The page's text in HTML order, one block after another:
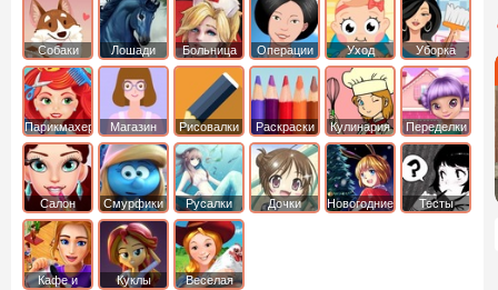
Собаки Лошади Больница Операции Уход Уборка
Парикмахер Магазин Рисовалки Раскраски Кулинария Переделки
Салон Смурфики Русалки Дочки Новогодние Тесты
Кафе и
Куклы
Веселая